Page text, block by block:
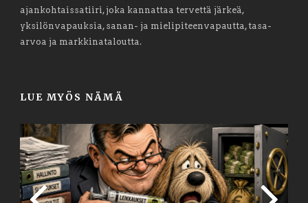
ajankohtaissatiiri, joka kannattaa tervettä järkeä,
yksilönvapauksia, sanan- ja mielipiteenvapautta, tasa-
arvoa ja markkinataloutta.
LUE MYÖS NÄMÄ